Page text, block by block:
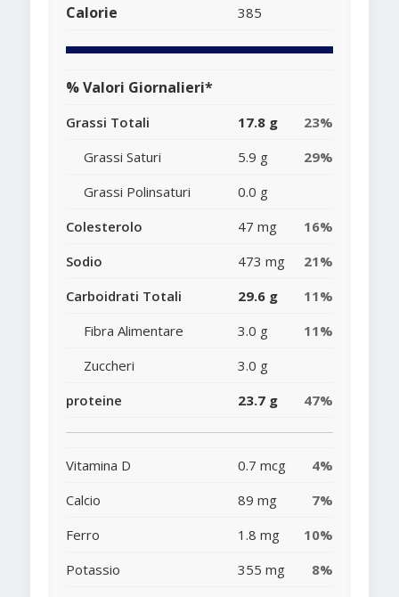
Calorie 385
% Valori Giornalieri*
Grassi Totali 17.8 g
23%
Grassi Saturi
5.9 g
29%
Grassi Polinsaturi
0.0 g
Colesterolo
47 mg
16%
Sodio
473 mg
21%
Carboidrati Totali
29.6 g
11%
Fibra Alimentare
3.0 g
11%
Zuccheri
3.0 g
proteine
23.7 g 47%
Vitamina D 0.7 mcg
4%
Calcio
89 mg
7%
Ferro
1.8 mg
10%
Potassio
355 mg 8%